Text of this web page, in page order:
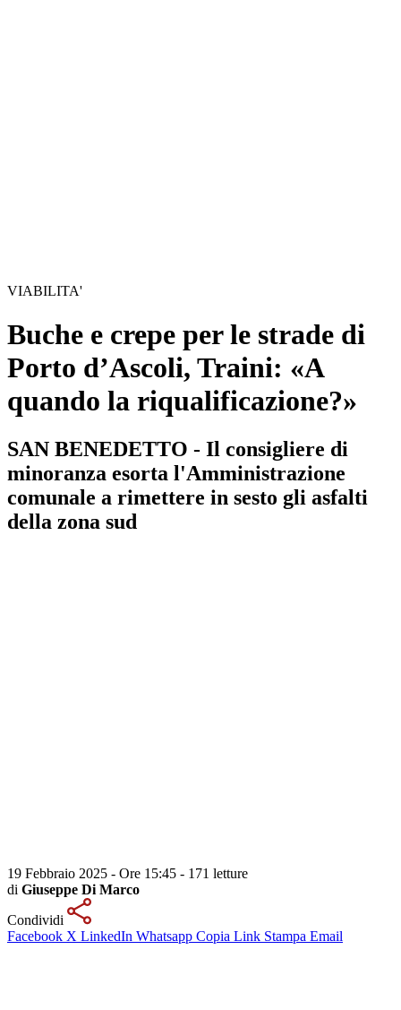
VIABILITA'
Buche e crepe per le strade di
Porto d’Ascoli, Traini: «A
quando la riqualificazione?»
SAN BENEDETTO - Il consigliere di
minoranza esorta l'Amministrazione
comunale a rimettere in sesto gli asfalti
della zona sud
19 Febbraio 2025 - Ore 15:45 - 171 letture
di Giuseppe Di Marco
Condividi
Facebook X LinkedIn Whatsapp Copia Link Stampa Email